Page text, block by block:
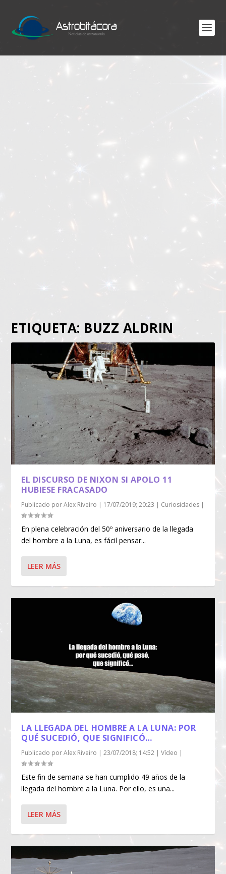
ETIQUETA: BUZZ ALDRIN
EL DISCURSO DE NIXON SI APOLO 11
HUBIESE FRACASADO
Publicado porAlex Riveiro | 17/07/2019; 20:23 | Curiosidades |
En plena celebración del 50º aniversario de la llegada
del hombre a la Luna, es fácil pensar...
LEER MÁS
LA LLEGADA DEL HOMBRE A LA LUNA: POR
QUÉ SUCEDIÓ, QUE SIGNIFICÓ…
Publicado porAlex Riveiro |23/07/2018; 14:52 |Vídeo |
Este fin de semana se han cumplido 49 años de la
llegada del hombre a la Luna. Por ello, es una...
LEER MÁS